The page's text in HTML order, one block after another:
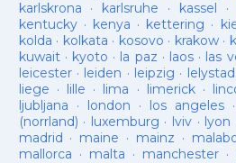
karlskrona · karlsruhe · kassel ·
kentucky· kenya · kettering ·
kolda · kolkata · kosovo · krakow·
kuwait· kyoto · la paz · laos· las
leicester· leiden · leipzig · lelystad
liege · lille · lima · limerick·
ljubljana · london · los angeles·
(norrland) · luxemburg · lviv · lyon
madrid · maine · mainz ·
mallorca · malta · manchester·